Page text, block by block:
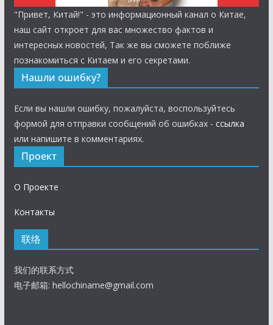
"Привет, Китай!" - это информационный канал о Китае,
наш сайт откроет для вас множество фактов и
интересных новостей, Так же вы сможете поближе
познакомиться с Китаем и его секретами.
Нашли ошибку?
Если вы нашли ошибку, пожалуйста, воспользуйтесь
формой для отправки сообщений об ошибках - ссылка
или напишите в комментариях.
Проект
О Проекте
Контакты
联络
我们的联系方式
电子邮箱: hellochiname@gmail.com